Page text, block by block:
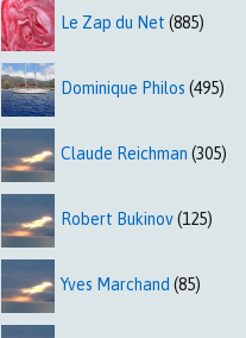
Le Zap du Net (885)
Dominique Philos (495)
Claude Reichman (305)
Robert Bukinov(125)
Yves Marchand (85)